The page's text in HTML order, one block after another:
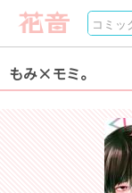
もみ×モミ。